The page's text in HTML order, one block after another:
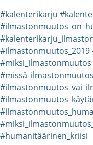
#kalenterikarju
#ilmastonmuutos_2019
#miksi_ilmastonmuutos
#missä_ilmastonmuutos
#humanitäärinen_kriisi